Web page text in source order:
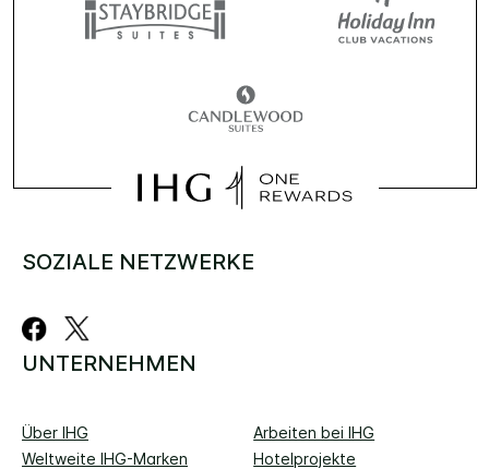
SOZIALE NETZWERKE
UNTERNEHMEN
Über IHG
Arbeiten bei IHG
Weltweite IHG-Marken
Hotelprojekte